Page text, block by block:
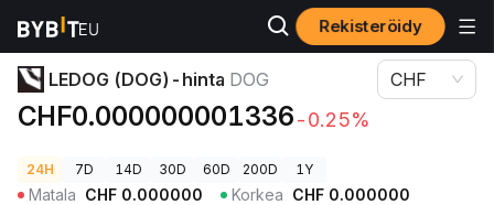
Rekisteröidy
Kryptohinnat LEDOG (DOG)-hinta DOG
LEDOG (DOG)-hinta DOG
CHF0.000000001336-0.25%
CHF
24H 7D 14D 30D 60D 200D 1Y
Matala CHF 0.000000 Korkea CHF 0.000000